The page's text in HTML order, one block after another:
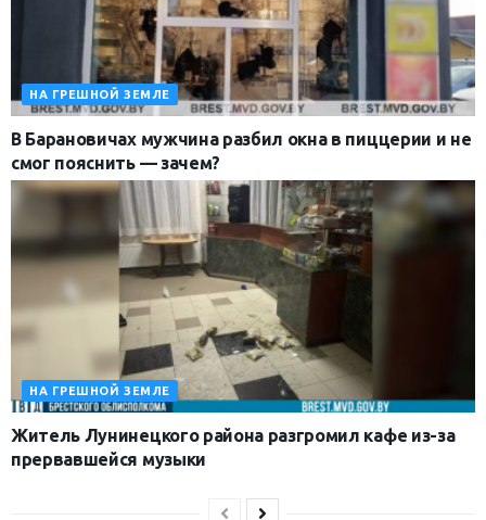
НА ГРЕШНОЙ ЗЕМЛЕ
В Барановичах мужчина разбил окна в пиццерии и не
смог пояснить — зачем?
НА ГРЕШНОЙ ЗЕМЛЕ
Житель Лунинецкого района разгромил кафе из-за
прервавшейся музыки